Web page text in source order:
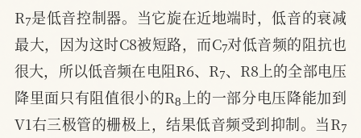
R 是低音控制器。当它旋在近地端时，低音的衰减
最大，因为这时C8被短路，而C7对低音频的阻抗也
很大，所以低音频在电阻R6、R7、R8上的全部电压
降里面只有阻值很小的R8上的一部分电压降能加到
V1右三极管的栅极上，结果低音频受到抑制。当R7